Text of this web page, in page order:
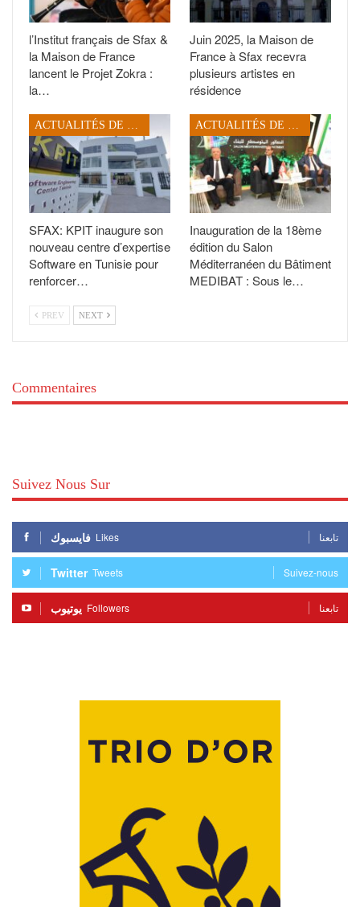
l’Institut français de Sfax &
la Maison de France
lancent le Projet Zokra :
la…
Juin 2025, la Maison de
France à Sfax recevra
plusieurs artistes en
résidence
ACTUALITÉS DE SFAX
SFAX: KPIT inaugure son
nouveau centre d’expertise
Software en Tunisie pour
renforcer…
ACTUALITÉS DE SFAX
Inauguration de la 18ème
édition du Salon
Méditerranéen du Bâtiment
MEDIBAT : Sous le…
PREV NEXT
Commentaires
Suivez Nous Sur
فايسبوك Likes تابعنا
Twitter Tweets Suivez-nous
يوتيوب Followers تابعنا